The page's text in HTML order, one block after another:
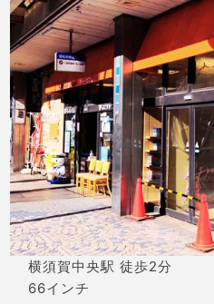
横須賀中央駅 徒歩2分
66インチ